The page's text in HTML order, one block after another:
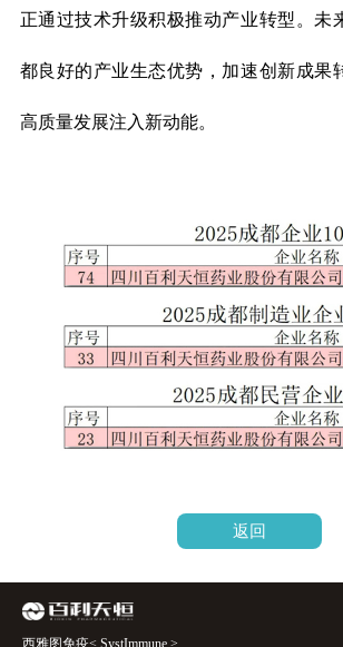
正通过技术升级积极推动产业转型。未
都良好的产业生态优势，加速创新成果
高质量发展注入新动能。
返回
西雅图免疫< SystImmune >